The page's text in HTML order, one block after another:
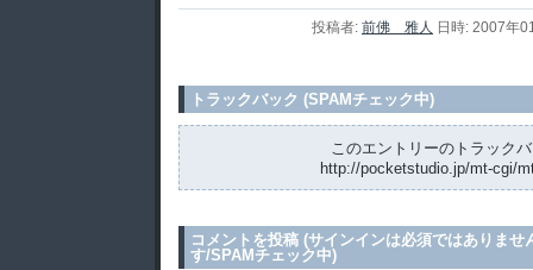
投稿者: 前佛 雅人 日時: 2007年
トラックバック (SPAMチェック中)
このエントリーのトラック
http://pocketstudio.jp/mt-cgi/
コメントを投稿 (サインインは必須ではありませ
す/SPAMチェック中)